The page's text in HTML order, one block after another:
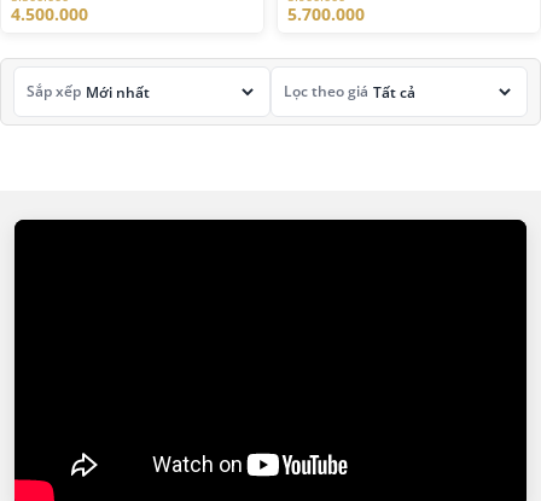
4.500.000 5.700.000
Sắp xếp Lọc theo giá